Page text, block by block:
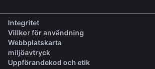
Integritet
Villkor för användning
Webbplatskarta
miljöavtryck
Uppförandekod och etik(opens in a new tab)